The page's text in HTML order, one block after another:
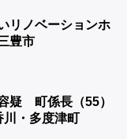
リノベーションホ
豊市
疑 町係長（55）
・多度津町